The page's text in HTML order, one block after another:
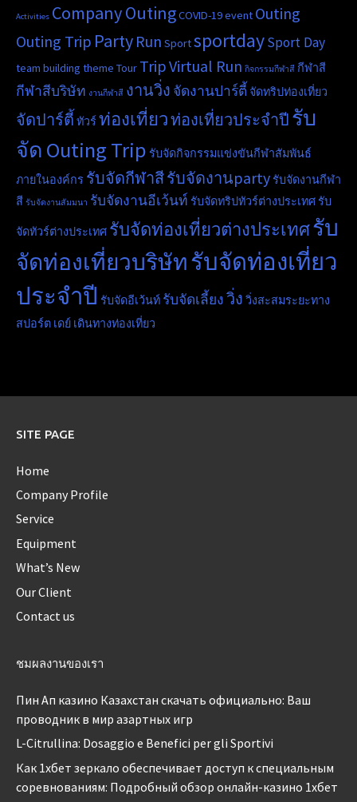
Activities Company OutingCOVID-19event Outing
Outing Trip Party Run SportsportdaySport Day
team building theme Tour TripVirtual Run กิจกรรมกีฬาสี กีฬาสี
กีฬาสีบริษัท งานกีฬาสี งานวิ่ง จัดงานปาร์ตี้ จัดทริปท่องเที่ยว
จัดปาร์ตี้ ทัวร์ท่องเที่ยวท่องเที่ยวประจำปี รับ
จัด Outing Trip รับจัดกิจกรรมแข่งขันกีฬาสัมพันธ์
ภายในองค์กร รับจัดกีฬาสีรับจัดงานpartyรับจัดงานกีฬา
สี รับจัดงานสัมมนา รับจัดงานอีเว้นท์ รับจัดทริปทัวร์ต่างประเทศรับ
จัดทัวร์ต่างประเทศ รับจัดท่องเที่ยวต่างประเทศรับ
จัดท่องเที่ยวบริษัทรับจัดท่องเที่ยว
ประจำปี รับจัดอีเว้นท์ รับจัดเลี้ยงวิ่ง วิ่งสะสมระยะทาง
สปอร์ต เดย์ เดินทางท่องเที่ยว
SITE PAGE
Home
Company Profile
Service
Equipment
What’s New
Our Client
Contact us
ชมผลงานของเรา
Пин Ап казино Казахстан скачать официально: Ваш
проводник в мир азартных игр
L-Citrullina: Dosaggio e Benefici per gli Sportivi
Как 1хбет зеркало обеспечивает доступ к специальным
соревнованиям: Подробный обзор онлайн-казино 1хбет